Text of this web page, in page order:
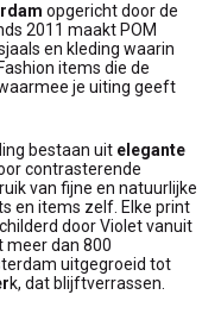
opgericht door de
2011 maakt POM
en kleding waarin
items die de
je uiting geeft
bestaan uit elegante
contrasterende
van fijne en natuurlijke
en items zelf. Elke print
door Violet vanuit
meer dan 800
uitgegroeid tot
k, dat blijftverrassen.